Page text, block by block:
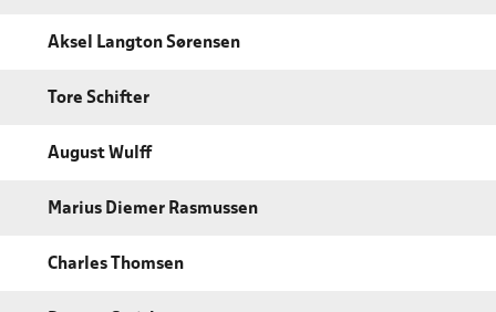
Aksel Langton Sørensen
Tore Schifter
August Wulff
Marius Diemer Rasmussen
Charles Thomsen